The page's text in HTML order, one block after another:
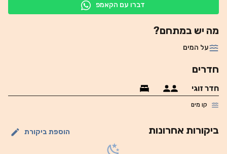
דברו עם הקאמפ
מה יש במתחם?
על המים
חדרים
חדר זוגי
קו מים
ביקורות אחרונות הוספת ביקורת